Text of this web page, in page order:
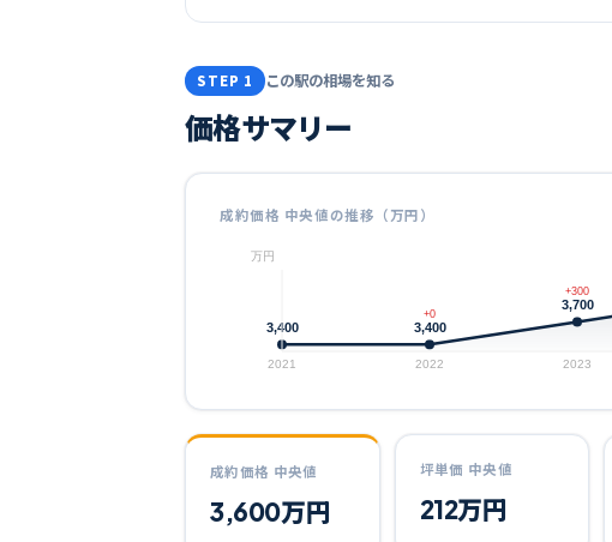
STEP 1 この駅の相場を知る
価格サマリー
成約価格 中央値の推移（万円）
万円
3,400
2021
3,400
+0
2022
3,700
+300
2023
成約価格 中央値
3,600万円
坪単価 中央値
212万円